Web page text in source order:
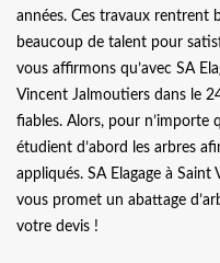
années. Ces travaux rentrent
beaucoup de talent pour
vous affirmons qu’avec SA
Vincent Jalmoutiers dans le
fiables. Alors, pour n’importe
étudient d’abord les arbres
appliqués. SA Elagage à
vous promet un abattage
votre devis !